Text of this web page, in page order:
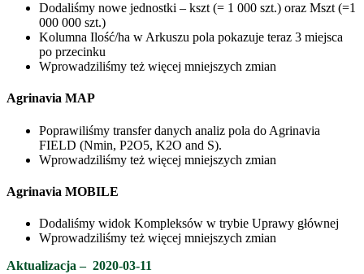
Dodaliśmy nowe jednostki – kszt (= 1 000 szt.) oraz Mszt (=1
000 000 szt.)
Kolumna Ilość/ha w Arkuszu pola pokazuje teraz 3 miejsca
po przecinku
Wprowadziliśmy też więcej mniejszych zmian
Agrinavia MAP
Poprawiliśmy transfer danych analiz pola do Agrinavia
FIELD (Nmin, P2O5, K2O and S).
Wprowadziliśmy też więcej mniejszych zmian
Agrinavia MOBILE
Dodaliśmy widok Kompleksów w trybie Uprawy głównej
Wprowadziliśmy też więcej mniejszych zmian
Aktualizacja– 2020-03-11